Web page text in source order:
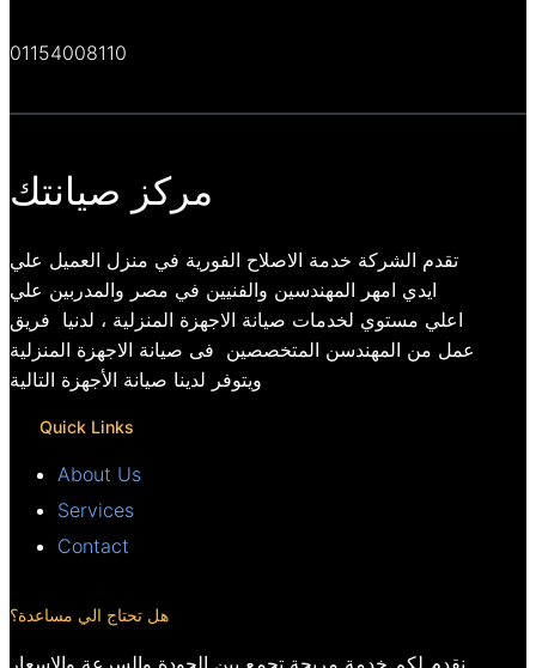
01154008110
مركز صيانتك
تقدم الشركة خدمة الاصلاح الفورية في منزل العميل علي
ايدي امهر المهندسين والفنيين في مصر والمدربين علي
اعلي مستوي لخدمات صيانة الاجهزة المنزلية ، لدنيا فريق
عمل من المهندسن المتخصصين فى صيانة الاجهزة المنزلية
ويتوفر لدينا صيانة الأجهزة التالية
Quick Links
About Us
Services
Contact
هل تحتاج الي مساعدة؟
نقدم لكم خدمة مريحة تجمع بين الجودة والسرعة والاسعار